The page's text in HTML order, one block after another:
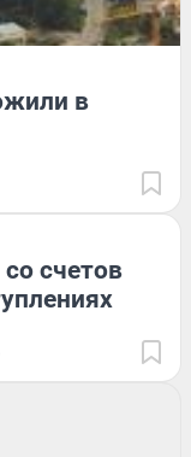
в
счетов